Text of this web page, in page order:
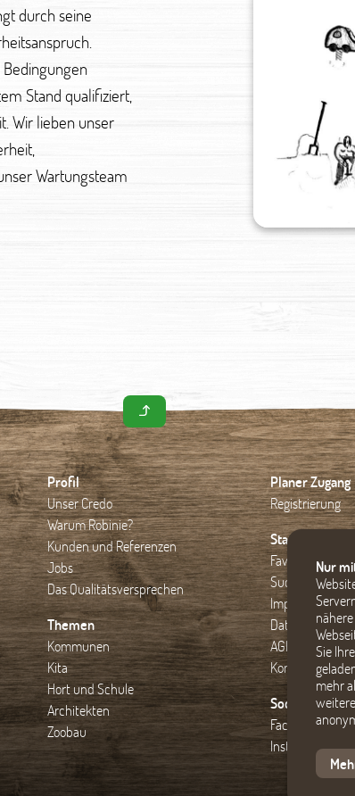
Nur
Sie
mehr
durch seine
Stand qualifiziert,
Wir lieben unser
Wartungsteam
Profil
Unser Credo
Warum Robinie?
Kunden und Referenzen
Jobs
Das Qualitätsversprechen
Themen
Kommunen
Kita
Hort und Schule
Architekten
Zoobau
Planer Zugang
Registrierung
Startseite
Favoriten
Suche
Impressum
Datenschutz
AGB
Kontakt
Social Media
Facebook
Instagram